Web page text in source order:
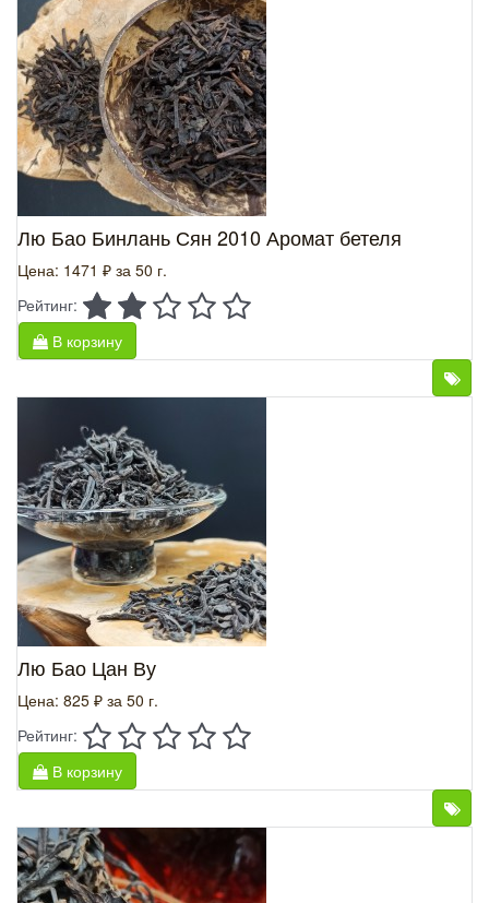
Лю Бао Бинлань Сян 2010 Аромат бетеля
Цена: 1471 ₽ за 50 г.
Рейтинг:
В корзину
Лю Бао Цан Ву
Цена: 825 ₽ за 50 г.
Рейтинг:
В корзину